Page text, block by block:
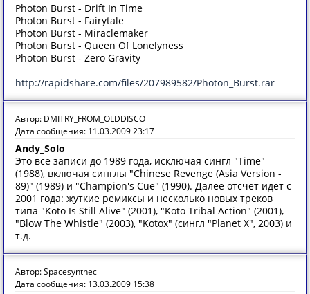
Photon Burst - Drift In Time
Photon Burst - Fairytale
Photon Burst - Miraclemaker
Photon Burst - Queen Of Lonelyness
Photon Burst - Zero Gravity
http://rapidshare.com/files/207989582/Photon_Burst.rar
Автор: DMITRY_FROM_OLDDISCO
Дата сообщения: 11.03.2009 23:17
Andy_Solo
Это все записи до 1989 года, исключая сингл "Time"
(1988), включая синглы "Chinese Revenge (Asia Version -
89)" (1989) и "Champion's Cue" (1990). Далее отсчёт идёт с
2001 года: жуткие ремиксы и несколько новых треков
типа "Koto Is Still Alive" (2001), "Koto Tribal Action" (2001),
"Blow The Whistle" (2003), "Kotox" (сингл "Planet X", 2003) и
т.д.
Автор: Spacesynthec
Дата сообщения: 13.03.2009 15:38